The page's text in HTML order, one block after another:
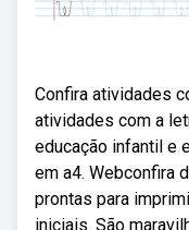
Confira atividades
atividades com a
educação infantil e
em a4. Webconfira
prontas para
iniciais. São